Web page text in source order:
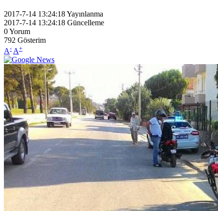
2017-7-14 13:24:18Yayınlanma
2017-7-14 13:24:18 Güncelleme
0Yorum
792 Gösterim
A- A+